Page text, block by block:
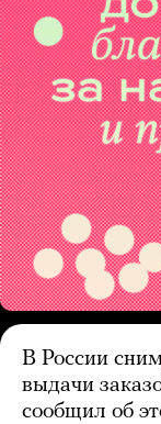
В России
выдачи
сообщил об